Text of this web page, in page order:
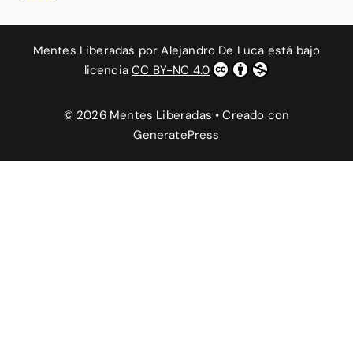
Mentes Liberadas porAlejandro De Luca está bajo
licenciaCC BY-NC 4.0
© 2026 Mentes Liberadas • Creado con
GeneratePress